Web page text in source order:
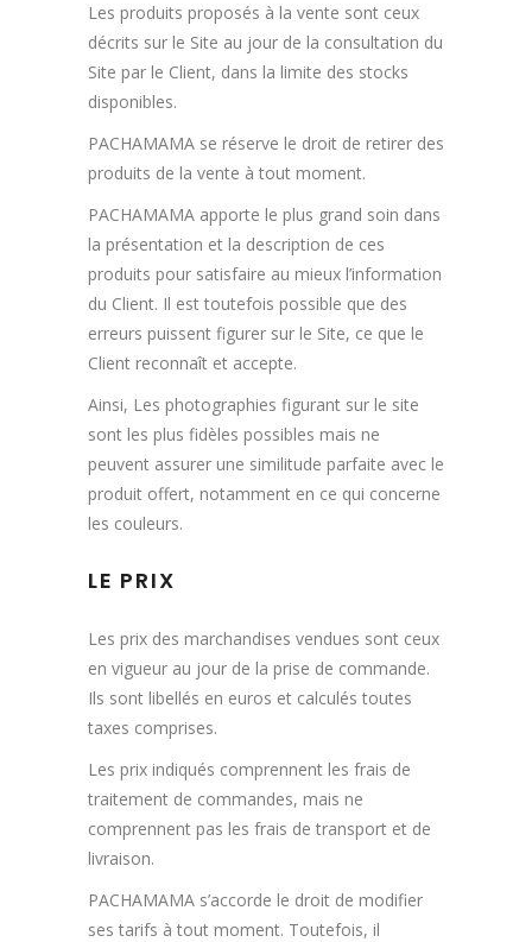
Les produits proposés à la vente sont ceux
décrits sur le Site au jour de la consultation du
Site par le Client, dans la limite des stocks
disponibles.
PACHAMAMA se réserve le droit de retirer des
produits de la vente à tout moment.
PACHAMAMA apporte le plus grand soin dans
la présentation et la description de ces
produits pour satisfaire au mieux l’information
du Client. Il est toutefois possible que des
erreurs puissent figurer sur le Site, ce que le
Client reconnaît et accepte.
Ainsi, Les photographies figurant sur le site
sont les plus fidèles possibles mais ne
peuvent assurer une similitude parfaite avec le
produit offert, notamment en ce qui concerne
les couleurs.
LE PRIX
Les prix des marchandises vendues sont ceux
en vigueur au jour de la prise de commande.
Ils sont libellés en euros et calculés toutes
taxes comprises.
Les prix indiqués comprennent les frais de
traitement de commandes, mais ne
comprennent pas les frais de transport et de
livraison.
PACHAMAMA s’accorde le droit de modifier
ses tarifs à tout moment. Toutefois, il